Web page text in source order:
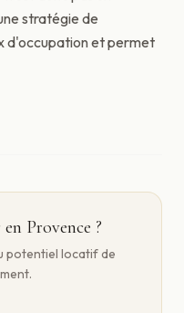
stratégie de
d'occupation et permet
Provence ?
potentiel locatif de